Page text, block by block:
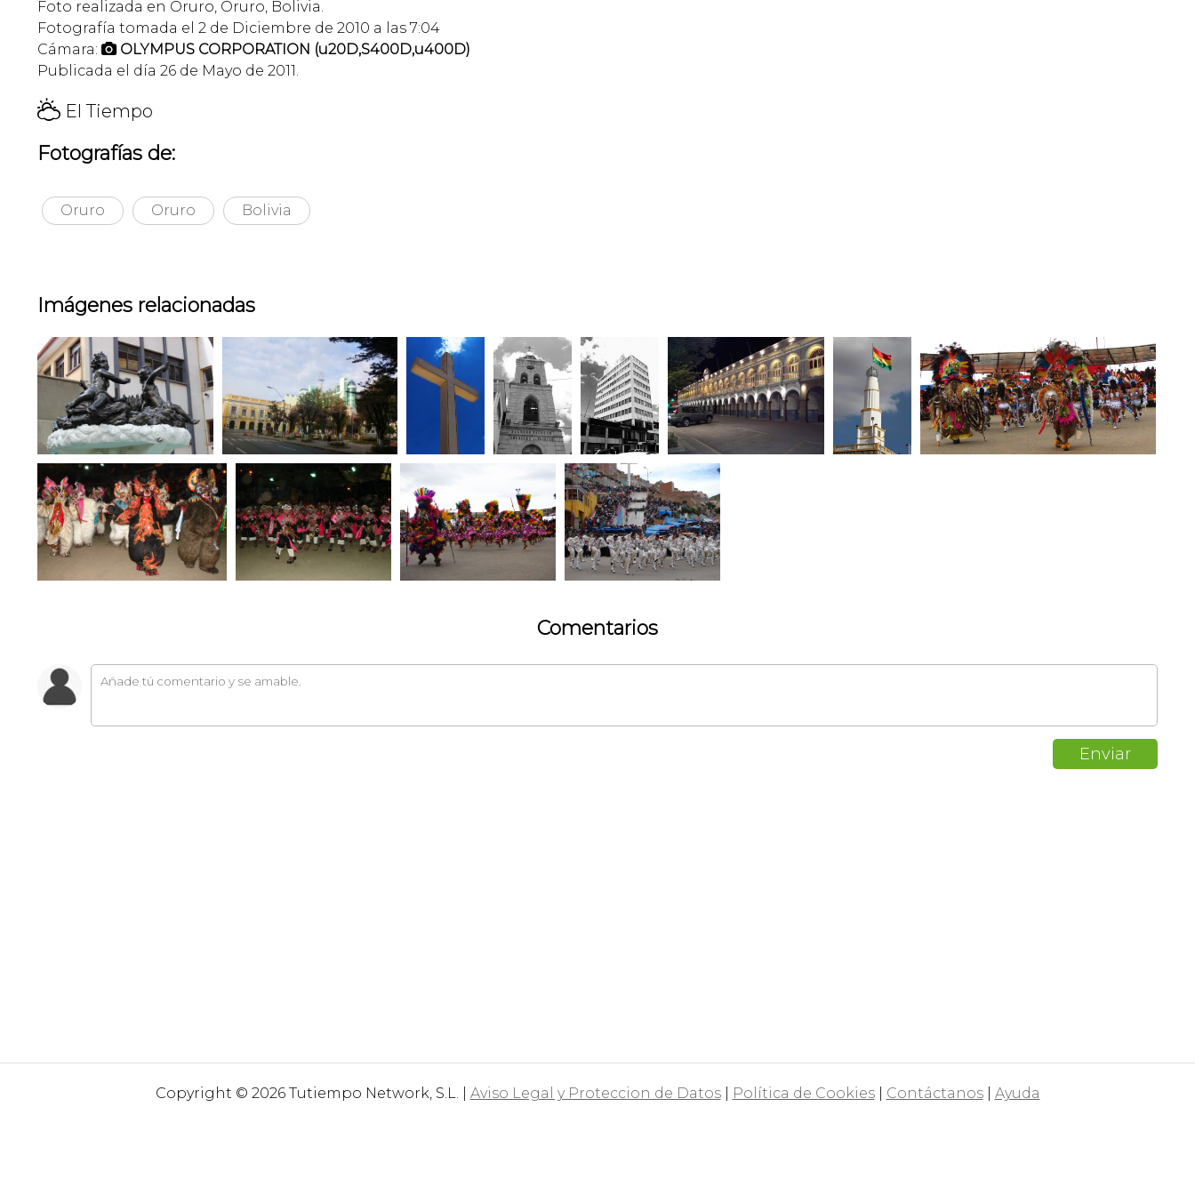
Foto realizada en Oruro, Oruro, Bolivia.
Fotografía tomada el 2 de Diciembre de 2010 a las 7:04
Cámara:  OLYMPUS CORPORATION (u20D,S400D,u400D)
Publicada el día 26 de Mayo de 2011.
H El Tiempo
Fotografías de:
Oruro Oruro Bolivia
Imágenes relacionadas
Comentarios
Copyright © 2026 Tutiempo Network, S.L. | Aviso Legal y Proteccion de Datos| Política de Cookies| Contáctanos| Ayuda